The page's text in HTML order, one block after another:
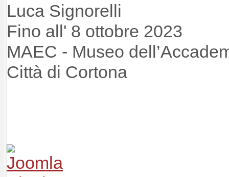
Luca Signorelli
Fino all' 8 ottobre 2023
MAEC - Museo
Città di Cortona